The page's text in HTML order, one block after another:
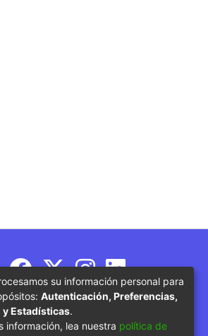
su información personal para
Autenticación, Preferencias,
Estadísticas.
información, lea nuestra política de